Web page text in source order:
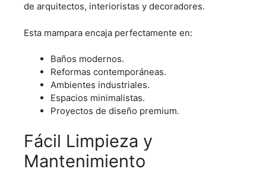
de arquitectos, interioristas y decoradores.
Esta mampara encaja perfectamente en:
Baños modernos.
Reformas contemporáneas.
Ambientes industriales.
Espacios minimalistas.
Proyectos de diseño premium.
Fácil Limpieza y
Mantenimiento